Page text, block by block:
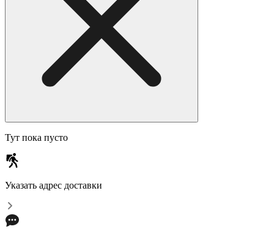
Тут пока пусто
Указать адрес доставки